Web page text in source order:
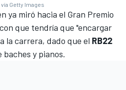
Getty Images
ya miró hacia el Gran Premio
que tendría que "encargar
la carrera, dado que el RB22
baches y pianos.